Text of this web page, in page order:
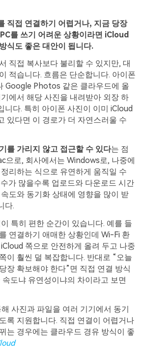
직접 연결하기 어렵거나, 지금 당장
를 쓰기 어려운 상황이라면 iCloud
식도 좋은 대안이 됩니다.
직접 복사보다 불리할 수 있지만, 대
적습니다. 흐름은 단순합니다. 아이폰
Google Photos 같은 클라우드에 올
에서 해당 사진을 내려받아 외장 하
니다. 특히 아이폰 사진이 이미 iCloud
있다면 이 경로가 더 자연스러울 수
를 가리지 않고 접근할 수 있다는 점
으로, 회사에서는 Windows로, 나중에
리하는 식으로 유연하게 움직일 수
가 많을수록 업로드와 다운로드 시간
도와 동기화 상태에 영향을 많이 받
다.
특히 편한 순간이 있습니다. 예를 들
연결하기 애매한 상황인데 Wi-Fi 환
쪽으로 안전하게 올려 두고 나중
이 훨씬 덜 복잡합니다. 반대로 “오늘
장 확보해야 한다”면 직접 연결 방식
도냐 유연성이냐의 차이라고 보면
사진과 파일을 여러 기기에서 동기
록 지원합니다. 직접 연결이 어렵거나
는 경우에는 클라우드 경유 방식이 좋